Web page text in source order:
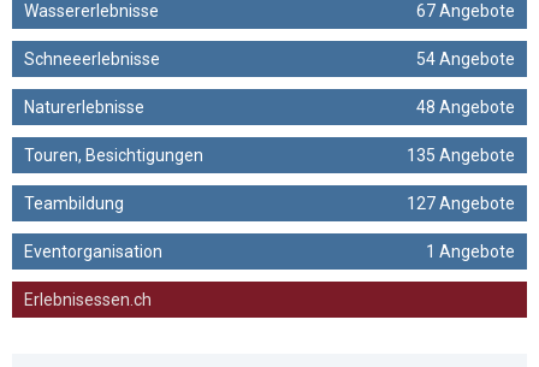
Wassererlebnisse 67 Angebote
Schneeerlebnisse 54 Angebote
Naturerlebnisse 48 Angebote
Touren, Besichtigungen 135 Angebote
Teambildung 127 Angebote
Eventorganisation 1 Angebote
Erlebnisessen.ch